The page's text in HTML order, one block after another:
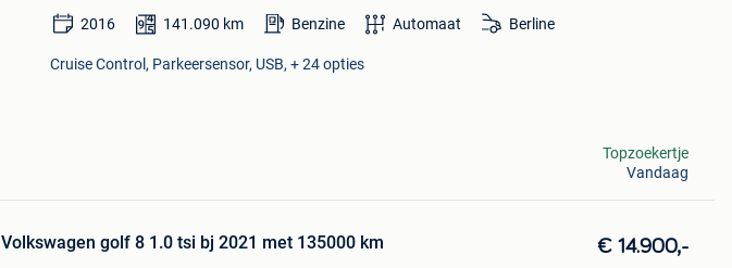
2016 141.090 km Benzine Automaat Berline
Cruise Control, Parkeersensor, USB, + 24 opties
Topzoekertje
Vandaag
Volkswagen golf 8 1.0 tsi bj 2021 met 135000 km € 14.900,-